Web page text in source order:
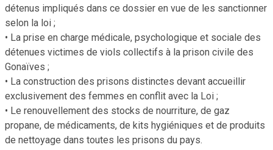
détenus impliqués dans ce dossier en vue de les sanctionner
selon la loi ;
• La prise en charge médicale, psychologique et sociale des
détenues victimes de viols collectifs à la prison civile des
Gonaïves ;
• La construction des prisons distinctes devant accueillir
exclusivement des femmes en conflit avec la Loi ;
• Le renouvellement des stocks de nourriture, de gaz
propane, de médicaments, de kits hygiéniques et de produits
de nettoyage dans toutes les prisons du pays.